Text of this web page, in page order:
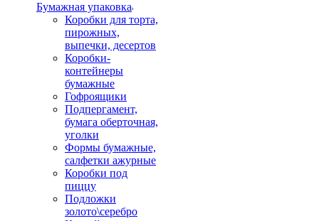
Бумажная упаковка
Коробки для торта,
пирожных,
выпечки, десертов
Коробки-
контейнеры
бумажные
Гофроящики
Подпергамент,
бумага оберточная,
уголки
Формы бумажные,
салфетки ажурные
Коробки под
пиццу
Подложки
золото\серебро